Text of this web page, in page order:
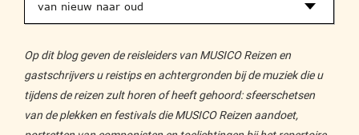
Op dit blog geven de reisleiders van MUSICO Reizen en
gastschrijvers u reistips en achtergronden bij de muziek die u
tijdens de reizen zult horen of heeft gehoord: sfeerschetsen
van de plekken en festivals die MUSICO Reizen aandoet,